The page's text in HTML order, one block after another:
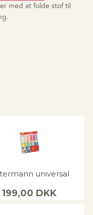
med at folde stof til
universal
199,00 DKK